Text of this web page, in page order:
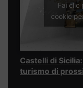
Fai clic
cookie
Castelli di
turismo di